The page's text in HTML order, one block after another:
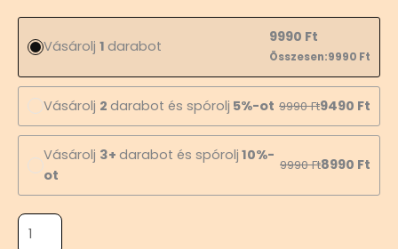
Vásárolj 1 darabot
9990 Ft
Összesen:9990 Ft
Vásárolj 2 darabot és spórolj 5%-ot 9990Ft9490 Ft
Vásárolj 3+ darabot és spórolj 10%-
ot
9990Ft8990 Ft